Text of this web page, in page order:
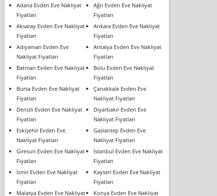
Adana Evden Eve Nakliyat
Fiyatları
Ağrı Evden Eve Nakliyat
Fiyatları
Aksaray Evden Eve Nakliyat
Fiyatları
Ankara Evden Eve Nakliyat
Fiyatları
Adıyaman Evden Eve
Nakliyat Fiyatları
Antalya Evden Eve Nakliyat
Fiyatları
Batman Evden Eve Nakliyat
Fiyatları
Bolu Evden Eve Nakliyat
Fiyatları
Bursa Evden Eve Nakliyat
Fiyatları
Çanakkale Evden Eve
Nakliyat Fiyatları
Denizli Evden Eve Nakliyat
Fiyatları
Diyarbakır Evden Eve
Nakliyat Fiyatları
Eskişehir Evden Eve
Nakliyat Fiyatları
Gaziantep Evden Eve
Nakliyat Fiyatları
Giresun Evden Eve Nakliyat
Fiyatları
İstanbul Evden Eve Nakliyat
Fiyatları
İzmir Evden Eve Nakliyat
Fiyatları
Kayseri Evden Eve Nakliyat
Fiyatları
Malatya Evden Eve Nakliyat
Konya Evden Eve Nakliyat